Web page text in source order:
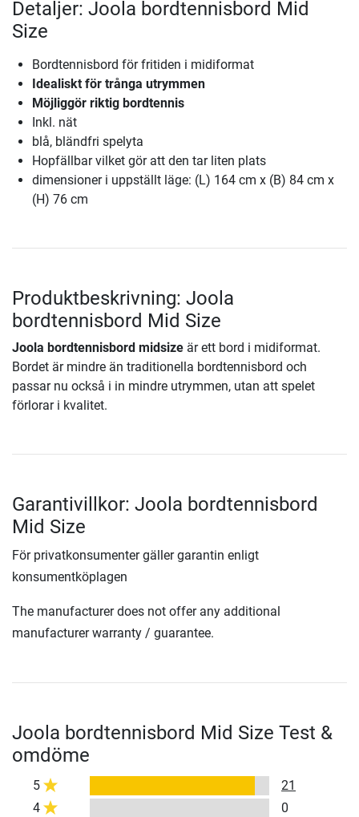
Detaljer: Joola bordtennisbord Mid
Size
Bordtennisbord för fritiden i midiformat
Idealiskt för trånga utrymmen
Möjliggör riktig bordtennis
Inkl. nät
blå, bländfri spelyta
Hopfällbar vilket gör att den tar liten plats
dimensioner i uppställt läge: (L) 164 cm x (B) 84 cm x
(H) 76 cm
Produktbeskrivning: Joola
bordtennisbord Mid Size
Joola bordtennisbord midsize är ett bord i midiformat.
Bordet är mindre än traditionella bordtennisbord och
passar nu också i in mindre utrymmen, utan att spelet
förlorar i kvalitet.
Garantivillkor: Joola bordtennisbord
Mid Size
För privatkonsumenter gäller garantin enligt
konsumentköplagen
The manufacturer does not offer any additional
manufacturer warranty / guarantee.
Joola bordtennisbord Mid Size Test &
omdöme
5
21
4
0